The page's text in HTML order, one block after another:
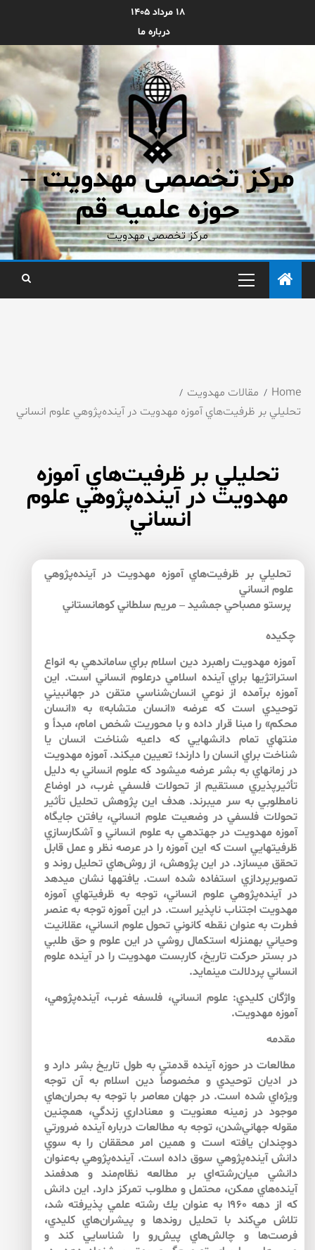
۱۸ مرداد ۱۴۰۵
درباره ما
مرکز تخصصی مهدویت –
حوزه علمیه قم
مرکز تخصصی مهدویت
Home
مقالات مهدویت
تحليلي بر ظرفيت‌هاي آموزه مهدويت در آينده‌پژوهي علوم انساني
تحليلي بر ظرفيت‌هاي آموزه
مهدويت در آينده‌پژوهي علوم
انساني
تحليلي بر ظرفيت‌هاي آموزه مهدويت در آينده‌پژوهي
علوم انساني
پرستو مصباحي جمشيد – مريم سلطاني كوهانستاني
چكيده
آموزه مهدويت راهبرد دين اسلام براي سامان­دهي به انواع
استراتژي­ها براي آينده اسلامي درعلوم انساني است. اين
آموزه برآمده از نوعي انسان‌شناسي متقن در جهان­بيني
توحيدي است كه عرضه «انسان متشابه» به «انسان
محكم» را مبنا قرار داده و با محوريت شخص امام، مبدأ و
منتهاي تمام دانش­هايي كه داعيه شناخت انسان يا
شناخت براي انسان را دارند؛ تعيين مي­كند. آموزه مهدويت
در زمانه­اي به بشر عرضه مي­شود كه علوم انساني به دليل
تأثيرپذيري مستقيم از تحولات فلسفي غرب، در اوضاع
نامطلوبي به سر مي­برند. هدف اين پژوهش تحليل تأثير
تحولات فلسفي در وضعيت علوم انساني، يافتن جايگاه
آموزه مهدويت در جهت­دهي به علوم انساني و آشكارسازي
ظرفيت­هايي است كه اين آموزه را در عرصه نظر و عمل قابل
تحقق مي­سازد. در اين پژوهش، از روش‌هاي تحليل روند و
تصويرپردازي استفاده شده است. يافته­ها نشان مي­دهد
در آينده‌پژوهي علوم انساني، توجه به ظرفيت­هاي آموزه
مهدويت اجتناب ناپذير است. در اين آموزه توجه به عنصر
فطرت به عنوان نقطه كانوني تحول علوم انساني، عقلانيت
وحياني به­منزله استكمال روشي در اين علوم و حق طلبي
در بستر حركت تاريخ، كاربست مهدويت را در آينده علوم
انساني پردلالت مي­نمايد.
واژگان كليدي: علوم انساني، فلسفه غرب، آينده‌پژوهي،
آموزه مهدويت.
مقدمه
مطالعات در حوزه آينده قدمتي به طول تاريخ بشر دارد و
در اديان توحيدي و مخصوصاً دين اسلام به آن توجه
ويژه‌اي شده است. در جهان معاصر با توجه به بحران‌هاي
موجود در زمينه معنويت و معناداري زندگي، همچنين
مقوله جهاني‌شدن، توجه به مطالعات درباره آينده‌ ضرورتي
دوچندان يافته است و همين امر محققان را به سوي
دانش آينده‌پژوهي سوق داده است. آينده‌پژوهي به‌عنوان
دانشي ميان‌رشته‌اي بر مطالعه نظام‌مند و هدفمند
آينده‌هاي ممكن، محتمل و مطلوب تمركز دارد. اين دانش
كه از دهه ۱۹۶۰ به عنوان يك رشته علمي پذيرفته شد،
تلاش مي‌كند با تحليل روندها و پيشران‌هاي كليدي،
فرصت‌ها و چالش‌هاي پيش‌رو را شناسايي كند و